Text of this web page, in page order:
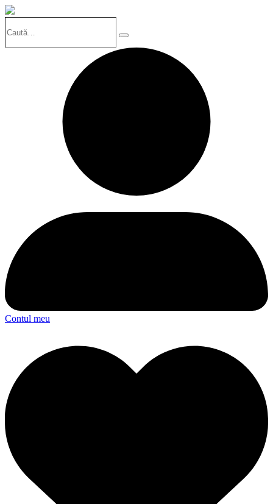
Search
Contul meu